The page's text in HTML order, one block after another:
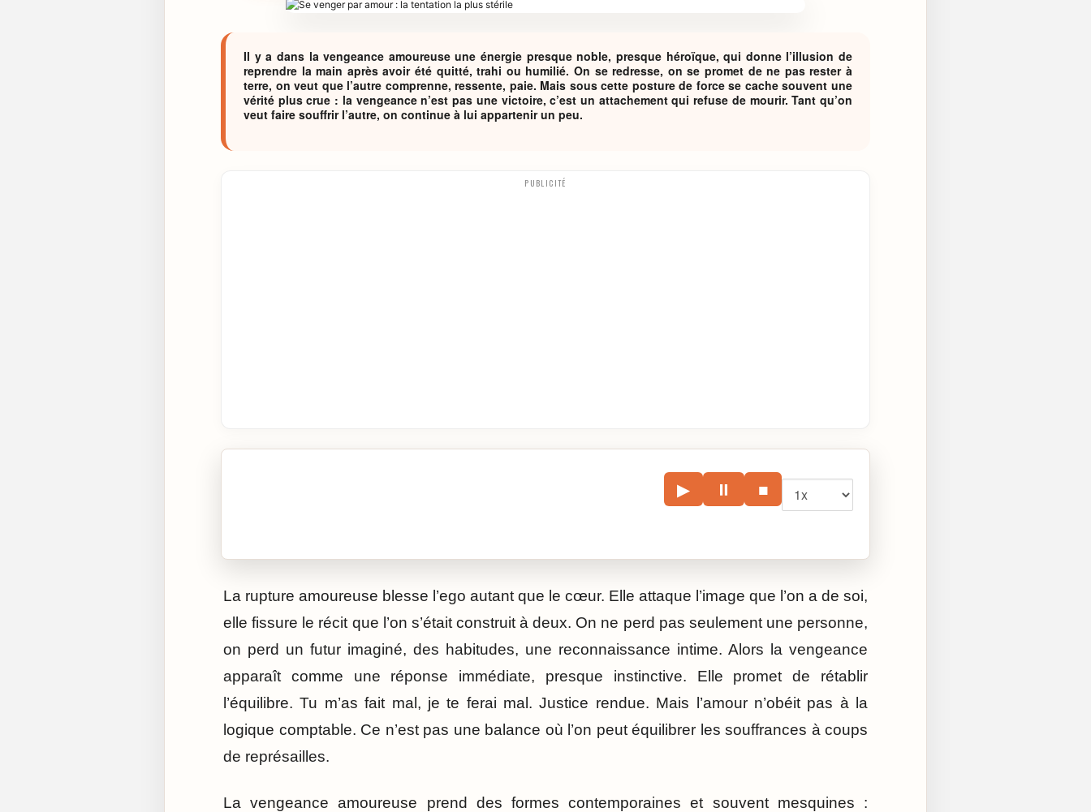
Il y a dans la vengeance amoureuse une énergie presque noble, presque héroïque, qui donne l’illusion de
reprendre la main après avoir été quitté, trahi ou humilié. On se redresse, on se promet de ne pas rester à
terre, on veut que l’autre comprenne, ressente, paie. Mais sous cette posture de force se cache souvent une
vérité plus crue : la vengeance n’est pas une victoire, c’est un attachement qui refuse de mourir. Tant qu’on
veut faire souffrir l’autre, on continue à lui appartenir un peu.
PUBLICITÉ
▶ ⏸ ■
La rupture amoureuse blesse l’ego autant que le cœur. Elle attaque l’image que l’on a de soi,
elle fissure le récit que l’on s’était construit à deux. On ne perd pas seulement une personne,
on perd un futur imaginé, des habitudes, une reconnaissance intime. Alors la vengeance
apparaît comme une réponse immédiate, presque instinctive. Elle promet de rétablir
l’équilibre. Tu m’as fait mal, je te ferai mal. Justice rendue. Mais l’amour n’obéit pas à la
logique comptable. Ce n’est pas une balance où l’on peut équilibrer les souffrances à coups
de représailles.
La vengeance amoureuse prend des formes contemporaines et souvent mesquines :